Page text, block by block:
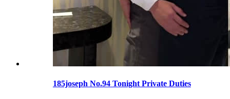
185joseph No.94 Tonight Private Duties